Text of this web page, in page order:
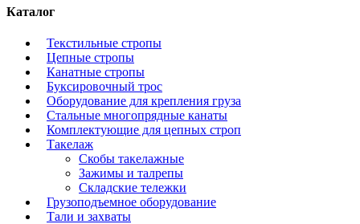
Каталог
Текстильные стропы
Цепные стропы
Канатные стропы
Буксировочный трос
Оборудование для крепления груза
Стальные многопрядные канаты
Комплектующие для цепных строп
Такелаж
Скобы такелажные
Зажимы и талрепы
Складские тележки
Грузоподъемное оборудование
Тали и захваты